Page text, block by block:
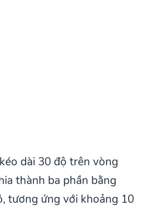
dài 30 độ trên vòng
thành ba phần bằng
tương ứng với khoảng 10